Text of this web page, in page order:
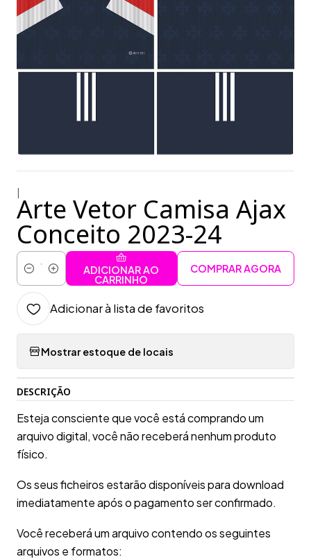
Arte Vetor Camisa Ajax
Conceito 2023-24
Quantidade
ADICIONAR AO
CARRINHO
COMPRAR AGORA
Adicionar à lista de favoritos
Mostrar estoque de locais
DESCRIÇÃO
Esteja consciente que você está comprando um
arquivo digital, você não receberá nenhum produto
físico.
Os seus ficheiros estarão disponíveis para download
imediatamente após o pagamento ser confirmado.
Você receberá um arquivo contendo os seguintes
arquivos e formatos: